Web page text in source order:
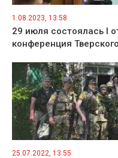
1.08.2023, 13:58
29 июля состоялась I
конференция
25.07.2022, 13:55